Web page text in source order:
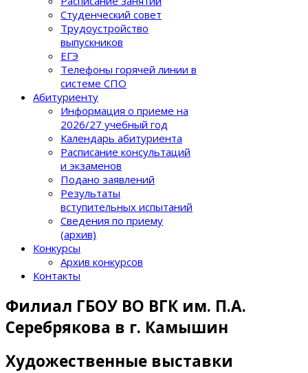
Студенческий совет
Трудоустройство
выпускников
ЕГЭ
Телефоны горячей линии в
системе СПО
Абитуриенту
Информация о приеме на
2026/27 учебный год
Календарь абитуриента
Расписание консультаций
и экзаменов
Подано заявлений
Результаты
вступительных испытаний
Сведения по приему
(архив)
Конкурсы
Архив конкурсов
Контакты
Филиал ГБОУ ВО ВГК им. П.А.
Серебрякова в г. Камышин
Художественные выставки